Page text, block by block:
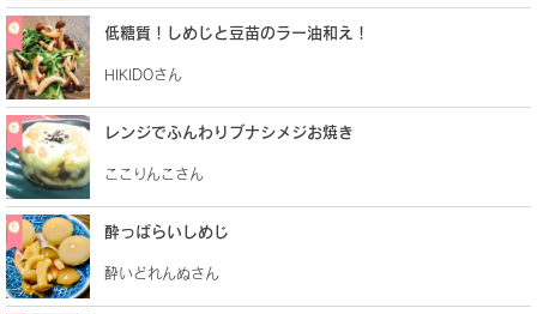
低糖質！しめじと豆苗のラー油和え！
HIKIDOさん
レンジでふんわりブナシメジお焼き
ここりんこさん
酔っぱらいしめじ
酔いどれんぬさん